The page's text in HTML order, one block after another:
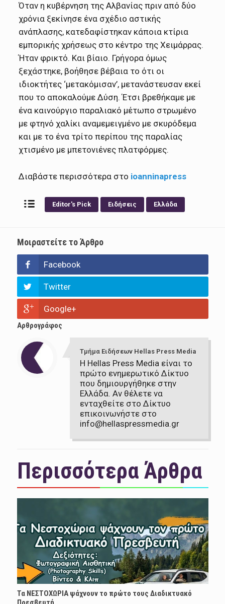
Όταν η κυβέρνηση της Αλβανίας πριν από δύο
χρόνια ξεκίνησε ένα σχέδιο αστικής
ανάπλασης, κατεδαφίστηκαν κάποια κτίρια
εμπορικής χρήσεως στο κέντρο της Χειμάρρας.
Ήταν φρικτό. Και βίαιο. Γρήγορα όμως
ξεχάστηκε, βοήθησε βέβαια το ότι οι
ιδιοκτήτες ‘μετακόμισαν’, μετανάστευσαν εκεί
που το αποκαλούμε Δύση. Έτσι βρεθήκαμε με
ένα καινούργιο παραλιακό μέτωπο στρωμένο
με φτηνό χαλίκι αναμεμειγμένο με σκυρόδεμα
και με το ένα τρίτο περίπου της παραλίας
χτισμένο με μπετονιένες πλατφόρμες.
Διαβάστε περισσότερα στο ioanninapress
Editor's Pick Ειδήσεις Ελλάδα
Μοιραστείτε το Άρθρο
Facebook
Twitter
Google+
Αρθρογράφος
Τμήμα Ειδήσεων Hellas Press Media
Η Hellas Press Media είναι το
πρώτο ενημερωτικό Δίκτυο
που δημιουργήθηκε στην
Ελλάδα. Αν θέλετε να
ενταχθείτε στο Δίκτυο
επικοινωνήστε στο
info@hellaspressmedia.gr
Περισσότερα Άρθρα
Τα ΝΕΣΤΟΧΩΡΙΑ ψάχνουν το πρώτο τους Διαδικτυακό